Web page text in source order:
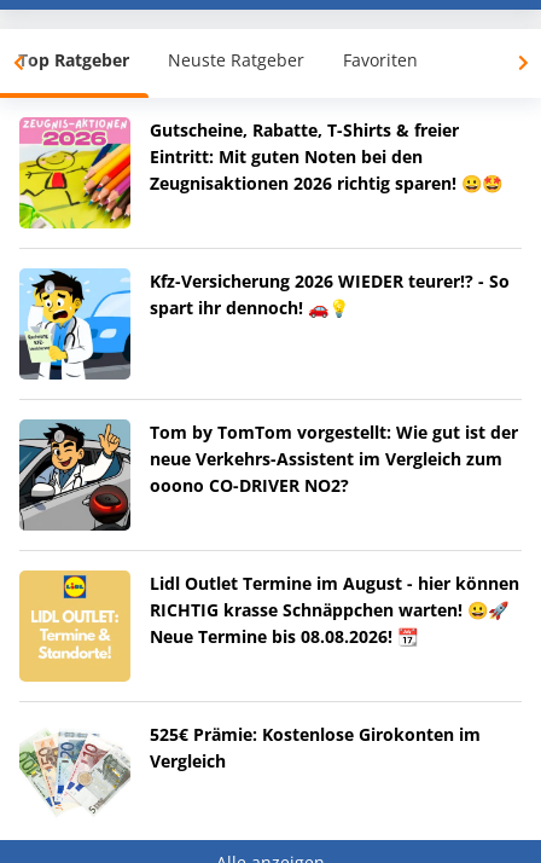
Top Ratgeber Neuste Ratgeber Favoriten
Gutscheine, Rabatte, T-Shirts & freier
Eintritt: Mit guten Noten bei den
Zeugnisaktionen 2026 richtig sparen! 😀🤩
Kfz-Versicherung 2026 WIEDER teurer!? - So
spart ihr dennoch! 🚗💡
Tom by TomTom vorgestellt: Wie gut ist der
neue Verkehrs-Assistent im Vergleich zum
ooono CO-DRIVER NO2?
Lidl Outlet Termine im August - hier können
RICHTIG krasse Schnäppchen warten! 😀🚀
Neue Termine bis 08.08.2026! 📆
525€ Prämie: Kostenlose Girokonten im
Vergleich